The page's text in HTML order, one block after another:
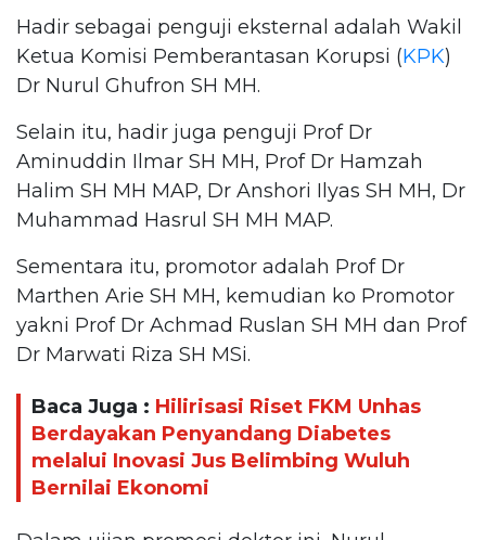
Hadir sebagai penguji eksternal adalah Wakil
Ketua Komisi Pemberantasan Korupsi (KPK)
Dr Nurul Ghufron SH MH.
Selain itu, hadir juga penguji Prof Dr
Aminuddin Ilmar SH MH, Prof Dr Hamzah
Halim SH MH MAP, Dr Anshori Ilyas SH MH, Dr
Muhammad Hasrul SH MH MAP.
Sementara itu, promotor adalah Prof Dr
Marthen Arie SH MH, kemudian ko Promotor
yakni Prof Dr Achmad Ruslan SH MH dan Prof
Dr Marwati Riza SH MSi.
Baca Juga : Hilirisasi Riset FKM Unhas
Berdayakan Penyandang Diabetes
melalui Inovasi Jus Belimbing Wuluh
Bernilai Ekonomi